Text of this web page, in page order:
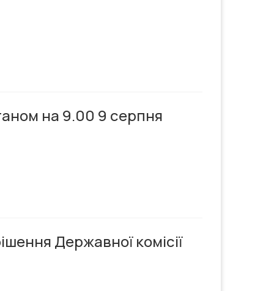
на 9.00 9 серпня
Державної комісії